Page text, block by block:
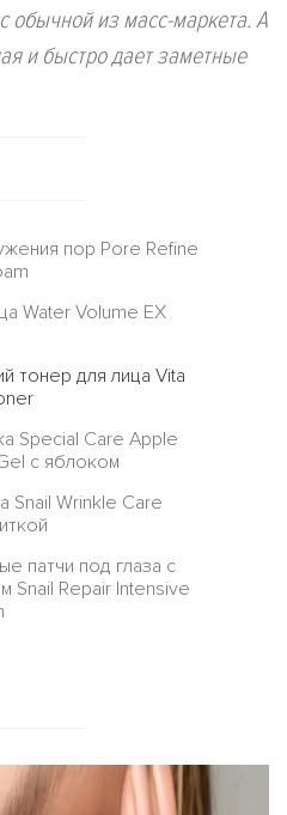
обычной из масс-маркета. А
и быстро дает заметные
пор Pore Refine
Water Volume EX
тонер для лица Vita
Special Care Apple
с яблоком
Snail Wrinkle Care
патчи под глаза с
Snail Repair Intensive